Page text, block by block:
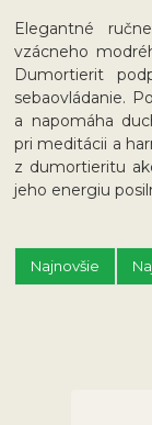
Elegantné
vzácneho
Dumortierit
sebaovládanie.
a napomáha
pri meditácii a
z dumortieritu
jeho energiu
Najnovšie